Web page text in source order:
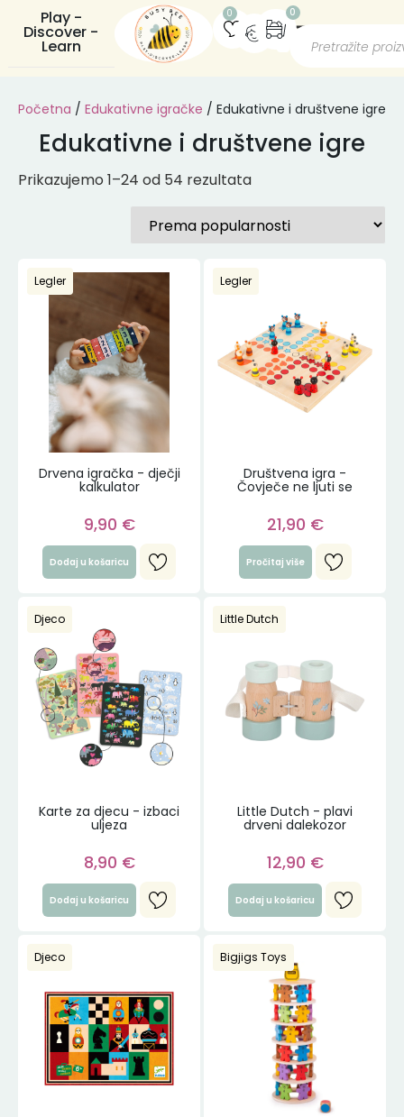
Play -
Discover -
Learn
0 0
Početna / Edukativne igračke / Edukativne i društvene igre
Edukativne i društvene igre
Prikazujemo 1–24 od 54 rezultata
Drvena igračka - dječji
kalkulator
Legler
9,90 €
Dodaj u košaricu
Društvena igra -
Čovječe ne ljuti se
Legler
21,90 €
Pročitaj više
Karte za djecu - izbaci
uljeza
Djeco
8,90 €
Dodaj u košaricu
Little Dutch - plavi
drveni dalekozor
Little Dutch
12,90 €
Dodaj u košaricu
Djeco Bigjigs Toys